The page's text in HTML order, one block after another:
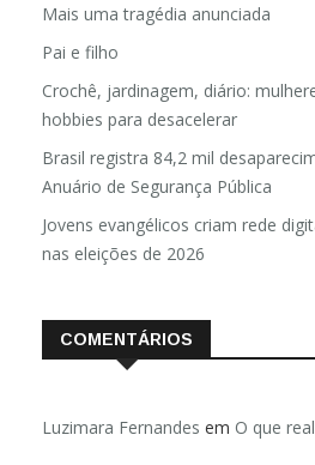
Mais uma tragédia anunciada
Pai e filho
Crochê, jardinagem, diário:
hobbies para desacelerar
Brasil registra 84,2 mil
Anuário de Segurança Pública
Jovens evangélicos criam rede
nas eleições de 2026
COMENTÁRIOS
Luzimara Fernandes em O que